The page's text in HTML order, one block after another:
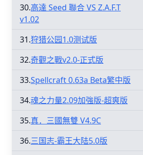
30.高達 Seed 聯合 VS Z.A.F.T
v1.02
31.狩猎公园1.0测试版
32.奇觀之戰v2.0-正式版
33.Spellcraft 0.63a Beta繁中版
34.魂之力量2.09加強版-超爽版
35.真．三國無雙 V4.9C
36.三国志-霸王大陆5.0版